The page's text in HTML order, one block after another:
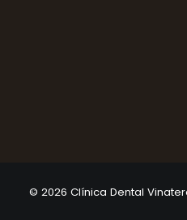
© 2026 Clínica Dental